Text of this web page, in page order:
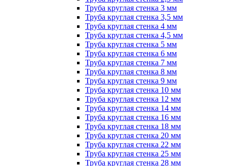
Труба круглая стенка 3 мм
Труба круглая стенка 3,5 мм
Труба круглая стенка 4 мм
Труба круглая стенка 4,5 мм
Труба круглая стенка 5 мм
Труба круглая стенка 6 мм
Труба круглая стенка 7 мм
Труба круглая стенка 8 мм
Труба круглая стенка 9 мм
Труба круглая стенка 10 мм
Труба круглая стенка 12 мм
Труба круглая стенка 14 мм
Труба круглая стенка 16 мм
Труба круглая стенка 18 мм
Труба круглая стенка 20 мм
Труба круглая стенка 22 мм
Труба круглая стенка 25 мм
Труба круглая стенка 28 мм